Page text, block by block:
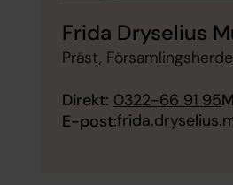
Frida Dryselius
Präst,
Direkt: 0322-66 91 95
E-post: